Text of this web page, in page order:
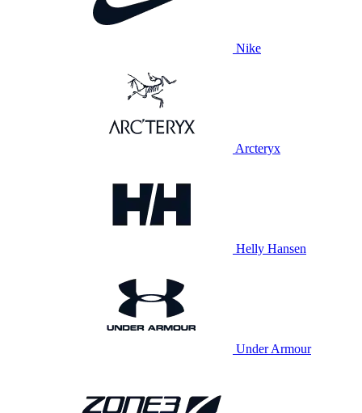
Nike
Arcteryx
Helly Hansen
Under Armour